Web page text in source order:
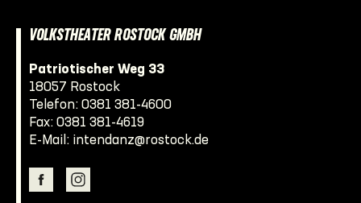
VOLKSTHEATER ROSTOCK GMBH
Patriotischer Weg 33
18057 Rostock
Telefon: 0381 381-4600
Fax: 0381 381-4619
E-Mail: intendanz@rostock.de